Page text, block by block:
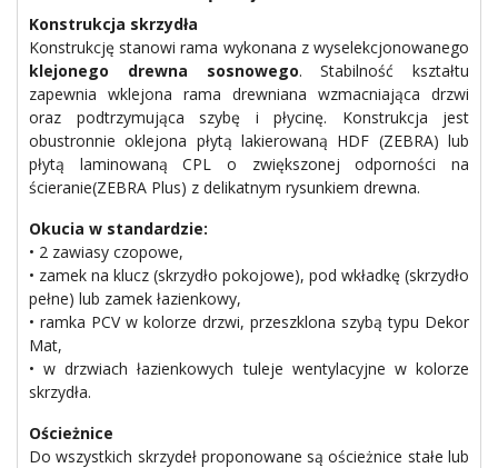
Konstrukcja skrzydła
Konstrukcję stanowi rama wykonana z wyselekcjonowanego
klejonego drewna sosnowego. Stabilność kształtu
zapewnia wklejona rama drewniana wzmacniająca drzwi
oraz podtrzymująca szybę i płycinę. Konstrukcja jest
obustronnie oklejona płytą lakierowaną HDF (ZEBRA) lub
płytą laminowaną CPL o zwiększonej odporności na
ścieranie(ZEBRA Plus) z delikatnym rysunkiem drewna.
Okucia w standardzie:
• 2 zawiasy czopowe,
• zamek na klucz (skrzydło pokojowe), pod wkładkę (skrzydło
pełne) lub zamek łazienkowy,
• ramka PCV w kolorze drzwi, przeszklona szybą typu Dekor
Mat,
• w drzwiach łazienkowych tuleje wentylacyjne w kolorze
skrzydła.
Ościeżnice
Do wszystkich skrzydeł proponowane są ościeżnice stałe lub